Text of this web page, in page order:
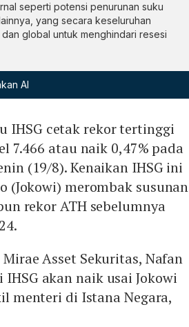
seperti potensi penurunan suku
yang secara keseluruhan
global untuk menghindari resesi
AI
IHSG cetak rekor tertinggi
7.466 atau naik 0,47% pada
(19/8). Kenaikan IHSG ini
(Jokowi) merombak susunan
rekor ATH sebelumnya
Asset Sekuritas, Nafan
akan naik usai Jokowi
menteri di Istana Negara,